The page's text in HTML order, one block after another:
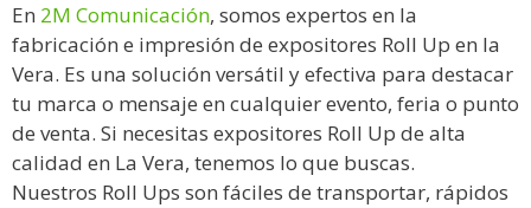
En 2M Comunicación, somos expertos en la
fabricación e impresión de expositores Roll Up en la
Vera. Es una solución versátil y efectiva para destacar
tu marca o mensaje en cualquier evento, feria o punto
de venta. Si necesitas expositores Roll Up de alta
calidad en La Vera, tenemos lo que buscas.
Nuestros Roll Ups son fáciles de transportar, rápidos